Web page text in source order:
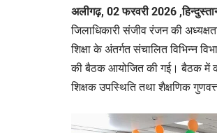
अलीगढ़, 02 फरवरी 2026
जिलाधिकारी संजीव रंजन की
शिक्षा के अंतर्गत संचालित विभिन्न
की बैठक आयोजित की गई। बैठक में
शिक्षक उपस्थिति तथा शैक्षणिक